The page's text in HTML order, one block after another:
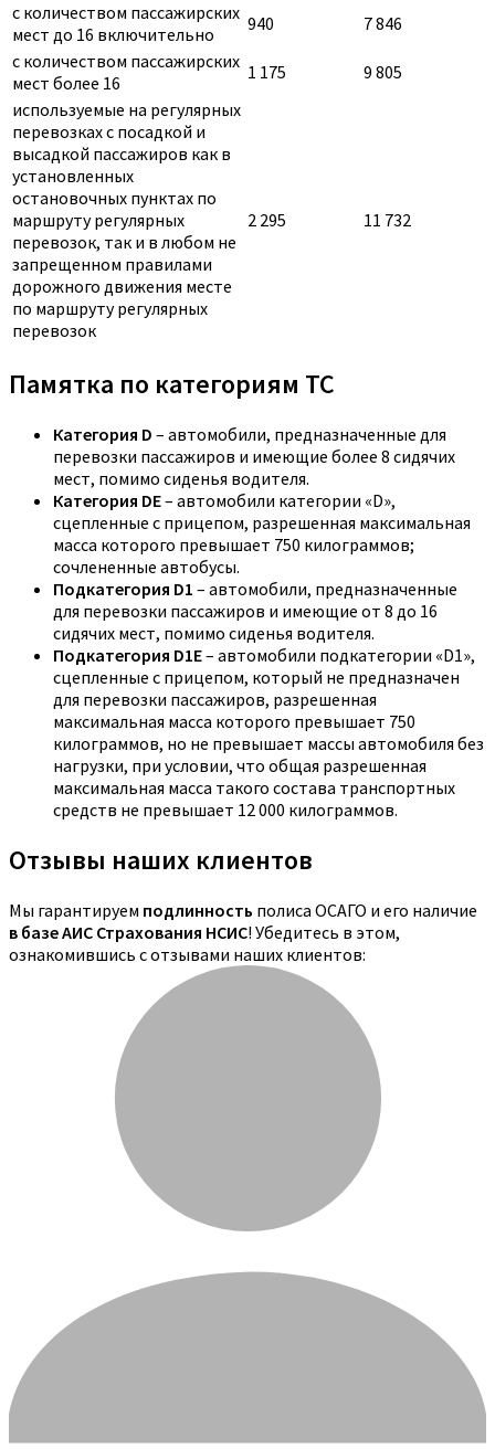
с количеством пассажирских
мест до 16 включительно
940
7 846
с количеством пассажирских
мест более 16
1 175
9 805
используемые на регулярных
перевозках с посадкой и
высадкой пассажиров как в
установленных
остановочных пунктах по
маршруту регулярных
перевозок, так и в любом не
запрещенном правилами
дорожного движения месте
по маршруту регулярных
перевозок
2 295 11 732
Памятка по категориям ТС
Категория D – автомобили, предназначенные для
перевозки пассажиров и имеющие более 8 сидячих
мест, помимо сиденья водителя.
Категория DE– автомобили категории «D»,
сцепленные с прицепом, разрешенная максимальная
масса которого превышает 750 килограммов;
сочлененные автобусы.
Подкатегория D1 – автомобили, предназначенные
для перевозки пассажиров и имеющие от 8 до 16
сидячих мест, помимо сиденья водителя.
Подкатегория D1E– автомобили подкатегории «D1»,
сцепленные с прицепом, который не предназначен
для перевозки пассажиров, разрешенная
максимальная масса которого превышает 750
килограммов, но не превышает массы автомобиля без
нагрузки, при условии, что общая разрешенная
максимальная масса такого состава транспортных
средств не превышает 12 000 килограммов.
Отзывы наших клиентов
Мы гарантируем подлинность полиса ОСАГО и его наличие
в базе АИС Страхования НСИС! Убедитесь в этом,
ознакомившись с отзывами наших клиентов: